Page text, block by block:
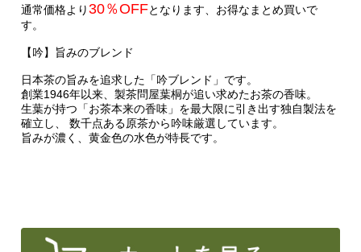
通常価格より30％OFFとなります、お得なまとめ買いで
す。
【吟】旨みのブレンド
日本茶の旨みを追求した「吟ブレンド」です。
創業1946年以来、製茶問屋葉桐が追い求めたお茶の香味。
生葉が持つ「お茶本来の香味」を最大限に引き出す独自製法を
確立し、 数千点ある原茶から吟味厳選しています。
旨みが濃く、黄金色の水色が特長です。